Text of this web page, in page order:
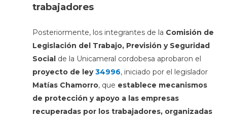
trabajadores
Posteriormente, los integrantes de la Comisión de
Legislación del Trabajo, Previsión y Seguridad
Social de la Unicameral cordobesa aprobaron el
proyecto de ley34996, iniciado por el legislador
Matías Chamorro, que establece mecanismos
de protección y apoyo a las empresas
recuperadas por los trabajadores, organizadas